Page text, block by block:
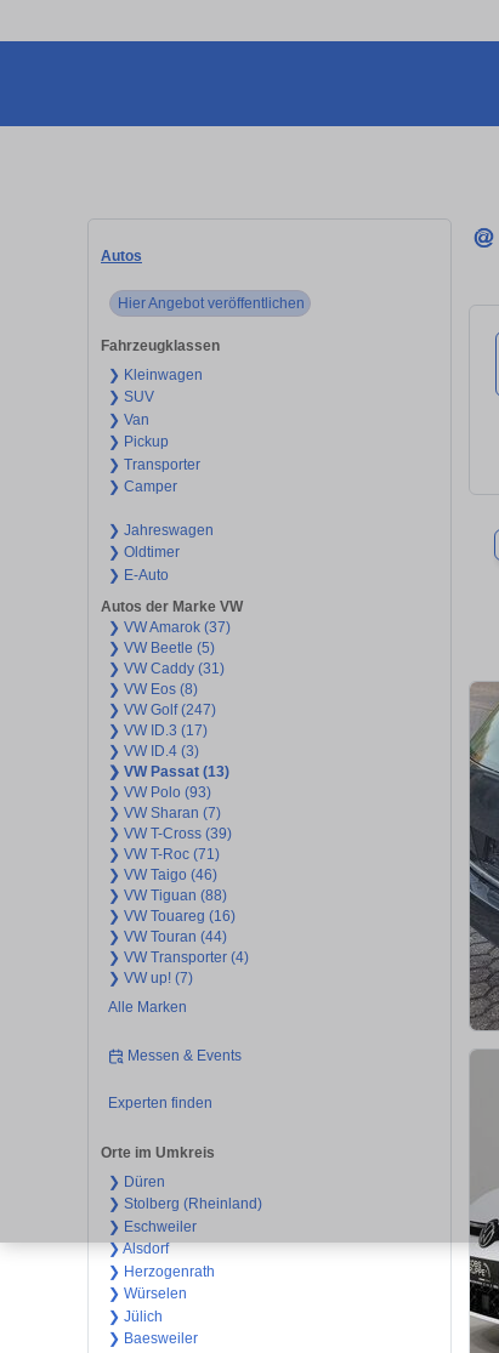
Autos
Hier Angebot veröffentlichen
Fahrzeugklassen
❯ Kleinwagen
❯ SUV
❯ Van
❯ Pickup
❯ Transporter
❯ Camper
❯ Jahreswagen
❯ Oldtimer
❯ E-Auto
Autos der Marke VW
❯ VW Amarok (37)
❯ VW Beetle (5)
❯ VW Caddy (31)
❯ VW Eos (8)
❯ VW Golf (247)
❯ VW ID.3 (17)
❯ VW ID.4 (3)
❯ VW Passat (13)
❯ VW Polo (93)
❯ VW Sharan (7)
❯ VW T-Cross (39)
❯ VW T-Roc (71)
❯ VW Taigo (46)
❯ VW Tiguan (88)
❯ VW Touareg (16)
❯ VW Touran (44)
❯ VW Transporter (4)
❯ VW up! (7)
Alle Marken
Messen & Events
Experten finden
Orte im Umkreis
❯ Düren
❯ Stolberg (Rheinland)
❯ Eschweiler
❯ Alsdorf
❯ Herzogenrath
❯ Würselen
❯ Jülich
❯ Baesweiler